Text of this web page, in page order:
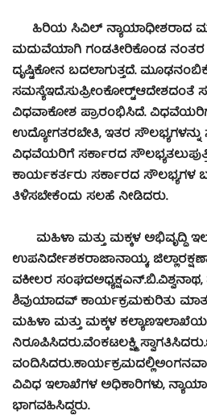
ಹಿರಿಯ ಸಿವಿಲ್ ನ್ಯಾಯಾಧೀಶರಾದ
ಮದುವೆಯಾಗಿ ಗಂಡತೀರಿಕೊಂಡ ನಂತರ
ದೃಷ್ಟಿಕೋನ ಬದಲಾಗುತ್ತದೆ.
ಸಮಸ್ಯೆಇದೆ.ಸುಪ್ರೀಂಕೋರ್ಟ್‍ಆದೇಶದಂತೆ
ವಿಧವಾಕೋಶ ಪ್ರಾರಂಭಿಸಿದೆ.
ಉದ್ಯೋಗತರಬೇತಿ, ಇತರ ಸೌಲಭ್ಯಗಳನ್ನು
ವಿಧವೆಯರಿಗೆ ಸರ್ಕಾರದ
ಕಾರ್ಯಕರ್ತರು ಸರ್ಕಾರದ ಸೌಲಭ್ಯಗಳ
ತಿಳಿಸಬೇಕೆಂದು ಸಲಹೆ ನೀಡಿದರು.
ಮಹಿಳಾ ಮತ್ತು ಮಕ್ಕಳ ಅಭಿವೃದ್ದಿ
ಉಪನಿರ್ದೇಶಕರಾಜಾನಾಯ್ಕ,
ವಕೀಲರ
ಶಿವುಯಾದವ್ ಕಾರ್ಯಕ್ರಮಕುರಿತು
ಮಹಿಳಾ ಮತ್ತು ಮಕ್ಕಳ ಕಲ್ಯಾಣಇಲಾಖೆಯ
ನಿರೂಪಿಸಿದರು.ವೆಂಕಟಲಕ್ಷ್ಮಿ
ವಿವಿಧ ಇಲಾಖೆಗಳ ಅಧಿಕಾರಿಗಳು,
ಭಾಗವಹಿಸಿದ್ದರು.